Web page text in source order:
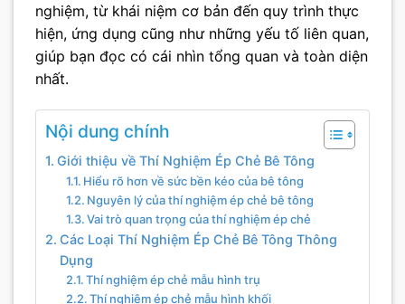
nghiệm, từ khái niệm cơ bản đến quy trình thực
hiện, ứng dụng cũng như những yếu tố liên quan,
giúp bạn đọc có cái nhìn tổng quan và toàn diện
nhất.
Nội dung chính
Giới thiệu về Thí Nghiệm Ép Chẻ Bê Tông
Hiểu rõ hơn về sức bền kéo của bê tông
Nguyên lý của thí nghiệm ép chẻ bê tông
Vai trò quan trọng của thí nghiệm ép chẻ
Các Loại Thí Nghiệm Ép Chẻ Bê Tông Thông
Dụng
Thí nghiệm ép chẻ mẫu hình trụ
Thí nghiệm ép chẻ mẫu hình khối